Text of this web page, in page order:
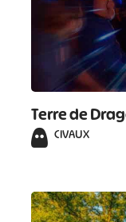
Terre de
CIVAUX
# #